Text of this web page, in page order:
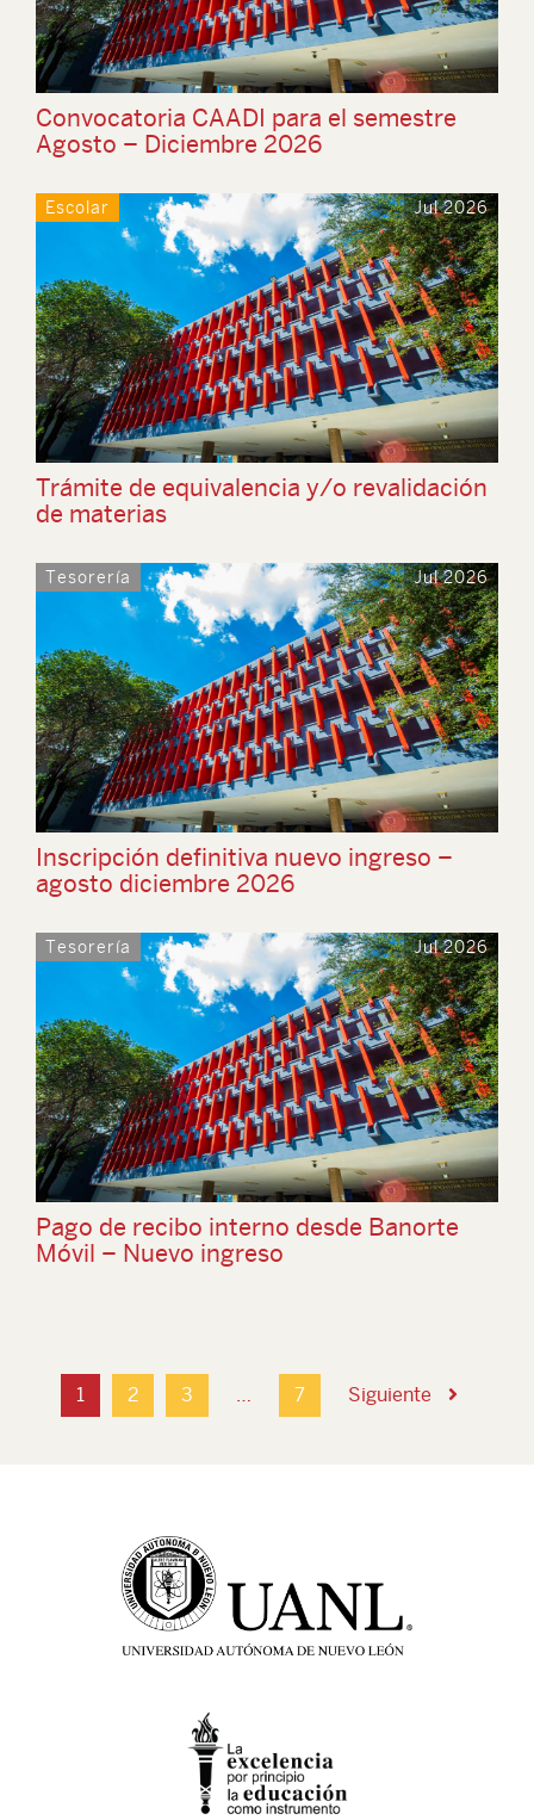
Convocatoria CAADI para el semestre
Agosto – Diciembre 2026
Escolar Jul 2026
Trámite de equivalencia y/o revalidación
de materias
Tesorería Jul 2026
Inscripción definitiva nuevo ingreso –
agosto diciembre 2026
Tesorería Jul 2026
Pago de recibo interno desde Banorte
Móvil – Nuevo ingreso
1 2 3 … 7 Siguiente